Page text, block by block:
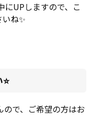
にUPしますので、こ
ね✨
で、ご希望の方はお